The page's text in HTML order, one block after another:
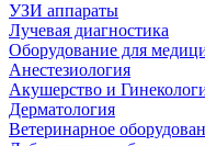
УЗИ аппараты
Лучевая диагностика
Оборудование для
Анестезиология
Акушерство и
Дерматология
Ветеринарное